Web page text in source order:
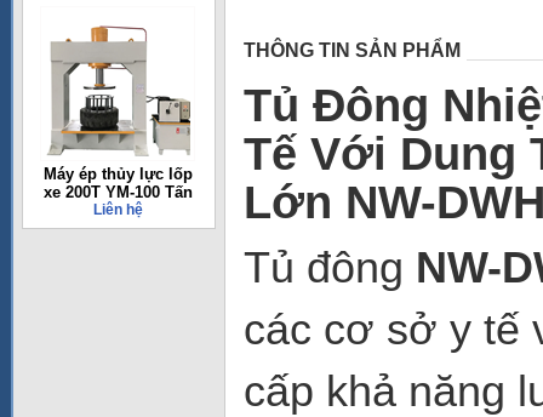
Máy ép thủy lực lốp
xe 200T YM-100 Tấn
Liên hệ
THÔNG TIN SẢN PHẨM
Tủ Đông
Tế Với Dung
Lớn NW-
Tủ đông NW-
các cơ sở y tế
cấp khả năng